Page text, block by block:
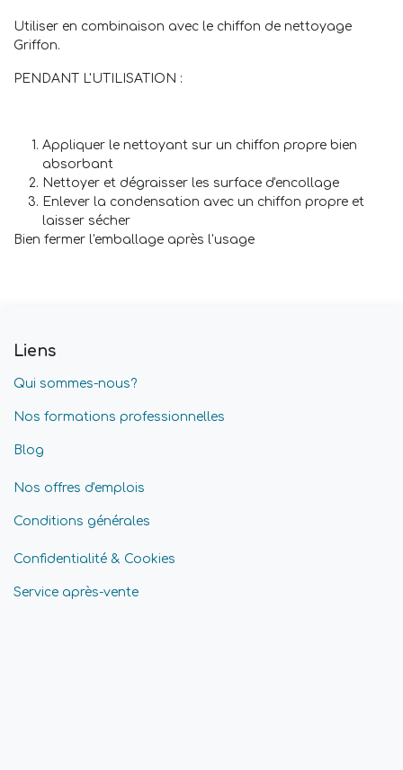
Utiliser en combinaison avec le chiffon de nettoyage
Griffon.
PENDANT L'UTILISATION :
Appliquer le nettoyant sur un chiffon propre bien
absorbant
Nettoyer et dégraisser les surface d'encollage
Enlever la condensation avec un chiffon propre et
laisser sécher
Bien fermer l'emballage après l'usage
Liens
Qui sommes-nous?
Nos formations professionnelles
Blog
Nos offres d'emplois
Conditions générales
Confidentialité & Cookies
Service après-vente